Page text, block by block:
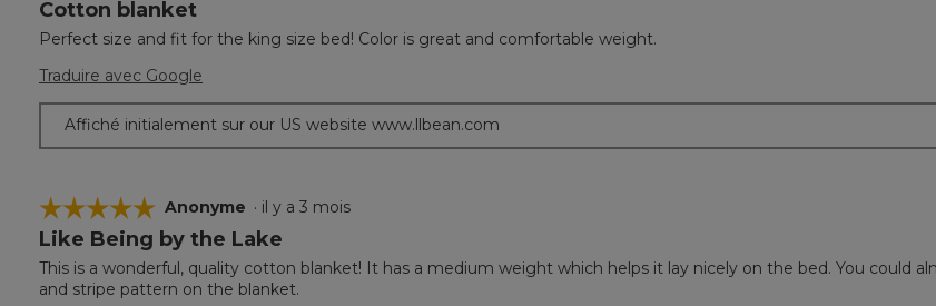
5
sur
5.
Cotton blanket
Perfect size and fit for the king size bed! Color is great and comfortable weight.
Traduire avec Google
Affiché initialement sur our US website www.llbean.com
☆☆☆☆☆
☆☆☆☆☆
5
sur
5.
Anonyme · il y a 3 mois
Like Being by the Lake
This is a wonderful, quality cotton blanket! It has a medium weight which helps it lay nicely on the bed. You could
and stripe pattern on the blanket.